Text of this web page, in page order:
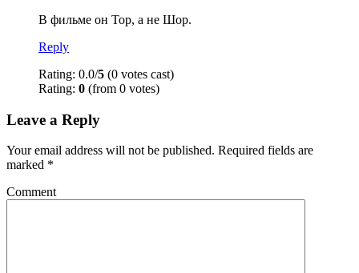
В фильме он Тор, а не Шор.
Reply
Rating: 0.0/5 (0 votes cast)
Rating: 0 (from 0 votes)
Leave a Reply
Your email address will not be published. Required fields are
marked *
Comment